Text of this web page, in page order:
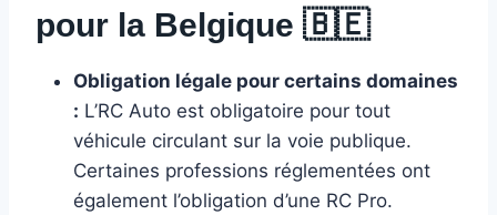
pour la Belgique 🇧🇪
Obligation légale pour certains domaines
: L’RC Auto est obligatoire pour tout
véhicule circulant sur la voie publique.
Certaines professions réglementées ont
également l’obligation d’une RC Pro.